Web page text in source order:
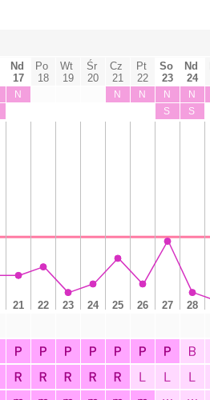
Nd
17
N
21
Po
18
22
Wt
19
23
Śr
20
24
Cz
21
N
25
Pt
22
N
26
So
23
N
S
27
Nd
24
N
S
28